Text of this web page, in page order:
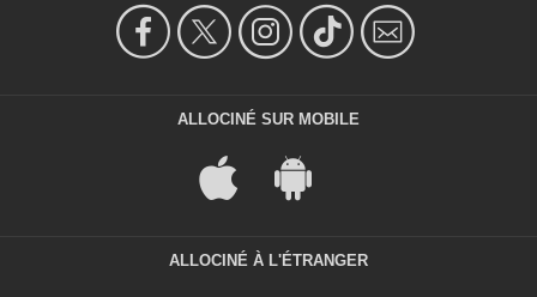
ALLOCINÉ SUR MOBILE
ALLOCINÉ À L'ÉTRANGER